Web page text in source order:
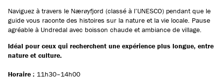
Naviguez à travers le Nærøyfjord (classé à l’UNESCO) pendant que le
guide vous raconte des histoires sur la nature et la vie locale. Pause
agréable à Undredal avec boisson chaude et ambiance de village.
Idéal pour ceux qui recherchent une expérience plus longue, entre
nature et culture.
Horaire : 11h30–14h00